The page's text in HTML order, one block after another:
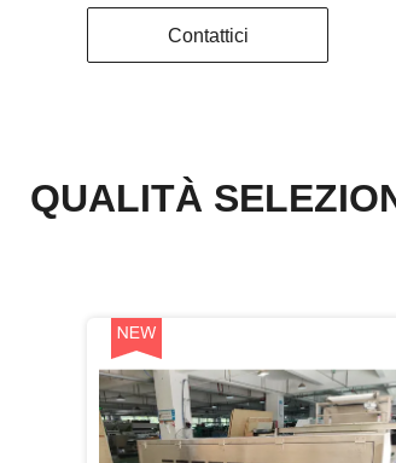
Contattici
QUALITÀ